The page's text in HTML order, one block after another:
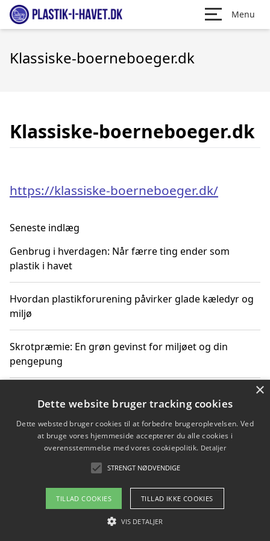
Menu
Klassiske-boerneboeger.dk
Klassiske-boerneboeger.dk
https://klassiske-boerneboeger.dk/
Seneste indlæg
Genbrug i hverdagen: Når færre ting ender som
plastik i havet
Hvordan plastikforurening påvirker glade kæledyr og
miljø
Skrotpræmie: En grøn gevinst for miljøet og din
pengepung
Hvordan blåfade med rist kan hjælpe med at reducere
plastik i havet
Spil kasinospil på et troværdigt online casino: Din
guide til sikker og sjov underholdning
Copyright 2026 - Pilanto Aps
Om / kontakt
×
Dette website bruger tracking cookies
Dette websted bruger cookies til at forbedre brugeroplevelsen. Ved
at bruge vores hjemmeside accepterer du alle cookies i
overensstemmelse med vores cookiepolitik. Detaljer
STRENGT NØDVENDIGE
TILLAD COOKIES TILLAD IKKE COOKIES
VIS DETALJER